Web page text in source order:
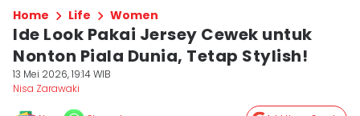
Home Life Women
Ide Look Pakai Jersey Cewek untuk
Nonton Piala Dunia, Tetap Stylish!
13 Mei 2026, 19:14 WIB
Nisa Zarawaki